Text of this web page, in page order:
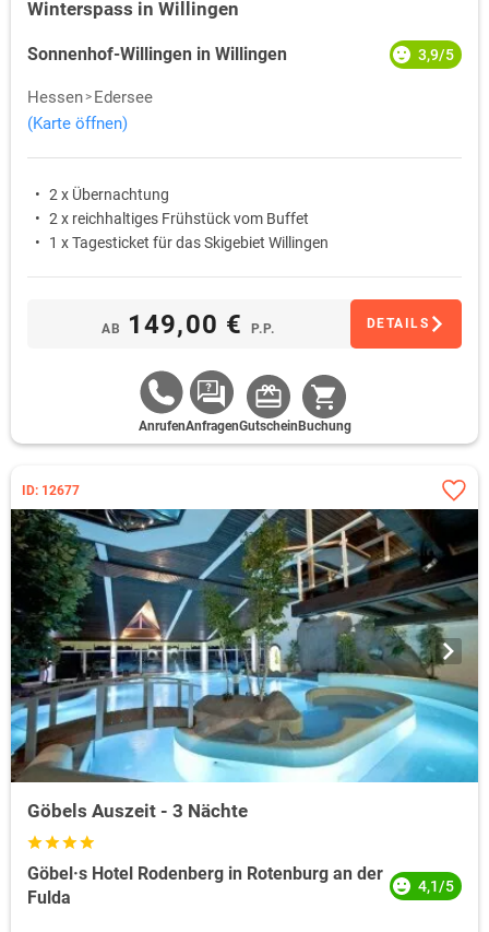
Winterspass in Willingen
Sonnenhof-Willingen in Willingen 3,9/5
Hessen
Edersee
(Karte öffnen)
2 x Übernachtung
2 x reichhaltiges Frühstück vom Buffet
1 x Tagesticket für das Skigebiet Willingen
AB 149,00 € P.P. DETAILS
AnrufenAnfragenGutschein Buchung
ID: 12677
Göbels Auszeit - 3 Nächte
Göbel·s Hotel Rodenberg in Rotenburg an der
Fulda
4,1/5